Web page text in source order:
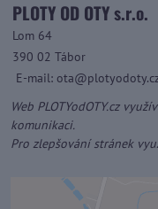
PLOTY OD OTY s.r.o.
Lom 64
390 02 Tábor
E-mail:
Web PLOTYodOTY.cz
komunikaci.
Pro zlepšování stránek